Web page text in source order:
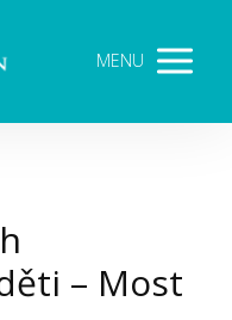
MENU
– Most